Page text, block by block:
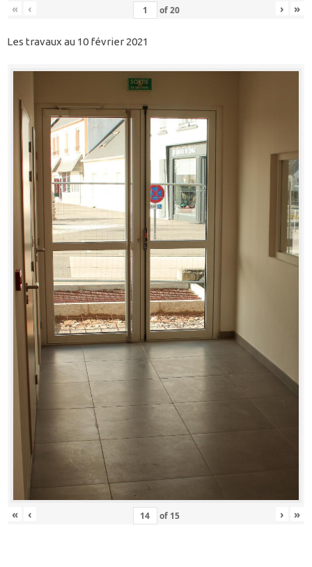
« ‹ of20 › »
Les travaux au 10 février 2021
« ‹ of 15 › »